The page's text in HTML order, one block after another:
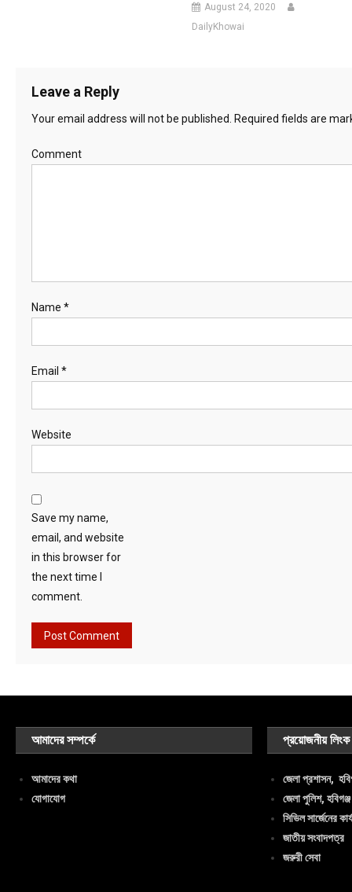
August 24, 2020
DailyKhowai
Leave a Reply
Your email address will not be published. Required fields are
Comment
Name *
Email *
Website
Save my name,
email, and website
in this browser for
the next time I
comment.
আমাদের সম্পর্কে
আমাদের কথা
যোগাযোগ
প্রয়োজনীয় লিংক
জেলা প্রশাসন,
জেলা পুলিশ, হবিগঞ্জ
সিভিল সার্জেনের
জাতীয় সংবাদপত্র
জরুরী সেবা